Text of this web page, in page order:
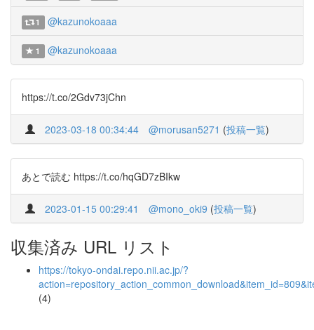
1 @kazunokoaaa
1 @kazunokoaaa
https://t.co/2Gdv73jChn
2023-03-18 00:34:44 @morusan5271 (投稿一覧)
あとで読む https://t.co/hqGD7zBIkw
2023-01-15 00:29:41 @mono_oki9 (投稿一覧)
収集済み URL リスト
https://tokyo-ondai.repo.nii.ac.jp/?
(4)